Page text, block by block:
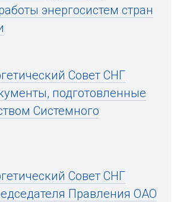
энергосистем стран
Совет СНГ
подготовленные
Системного
Совет СНГ
Правления ОАО